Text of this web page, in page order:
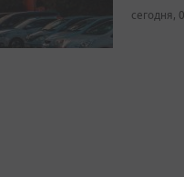
сегодня,